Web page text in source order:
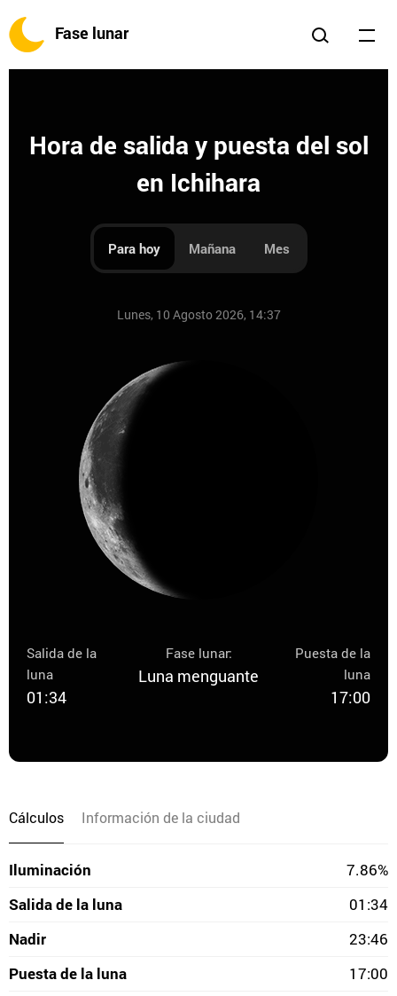
Fase lunar
Hora de salida y puesta del sol
en Ichihara
Para hoy Mañana Mes
Lunes, 10 Agosto 2026, 14:37
Salida de la
luna
01:34
Fase lunar:
Luna menguante
Puesta de la
luna
17:00
Cálculos Información de la ciudad
Iluminación
7.86%
Salida de la luna
01:34
Nadir
23:46
Puesta de la luna
17:00